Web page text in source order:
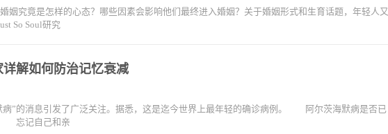
姻究竟是怎样的心态？哪些因素会影响他们最终进入婚姻？关于婚姻形式和生育话题，年轻人又
So Soul研究
解如何防治记忆衰减
病”的消息引发了广泛关注。据悉，这是迄今世界上最年轻的确诊病例。 阿尔茨海默病是否已
忘记自己和亲